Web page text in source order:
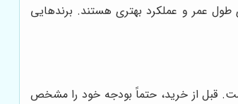
طول عمر و عملکرد بهتری هستند. برندهایی
قبل از خرید، حتماً بودجه خود را مشخص